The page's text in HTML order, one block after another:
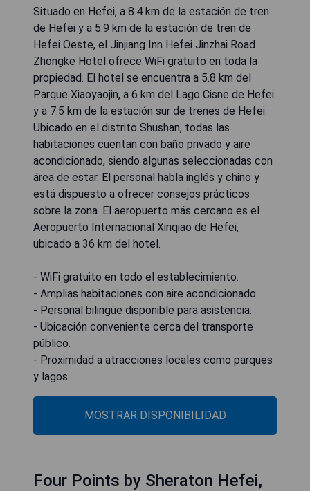
Situado en Hefei, a 8.4 km de la estación de tren
de Hefei y a 5.9 km de la estación de tren de
Hefei Oeste, el Jinjiang Inn Hefei Jinzhai Road
Zhongke Hotel ofrece WiFi gratuito en toda la
propiedad. El hotel se encuentra a 5.8 km del
Parque Xiaoyaojin, a 6 km del Lago Cisne de Hefei
y a 7.5 km de la estación sur de trenes de Hefei.
Ubicado en el distrito Shushan, todas las
habitaciones cuentan con baño privado y aire
acondicionado, siendo algunas seleccionadas con
área de estar. El personal habla inglés y chino y
está dispuesto a ofrecer consejos prácticos
sobre la zona. El aeropuerto más cercano es el
Aeropuerto Internacional Xinqiao de Hefei,
ubicado a 36 km del hotel.
- WiFi gratuito en todo el establecimiento.
- Amplias habitaciones con aire acondicionado.
- Personal bilingüe disponible para asistencia.
- Ubicación conveniente cerca del transporte
público.
- Proximidad a atracciones locales como parques
y lagos.
MOSTRAR DISPONIBILIDAD
Four Points by Sheraton Hefei,